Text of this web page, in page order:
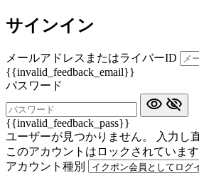
サインイン
メールアドレスまたはライバーID
{{invalid_feedback_email}}
パスワード
{{invalid_feedback_pass}}
ユーザーが見つかりません。 入力し
このアカウントはロックされています
アカウント種別